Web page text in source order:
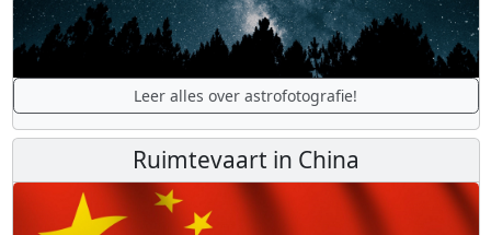
Leer alles over astrofotografie!
Ruimtevaart in China